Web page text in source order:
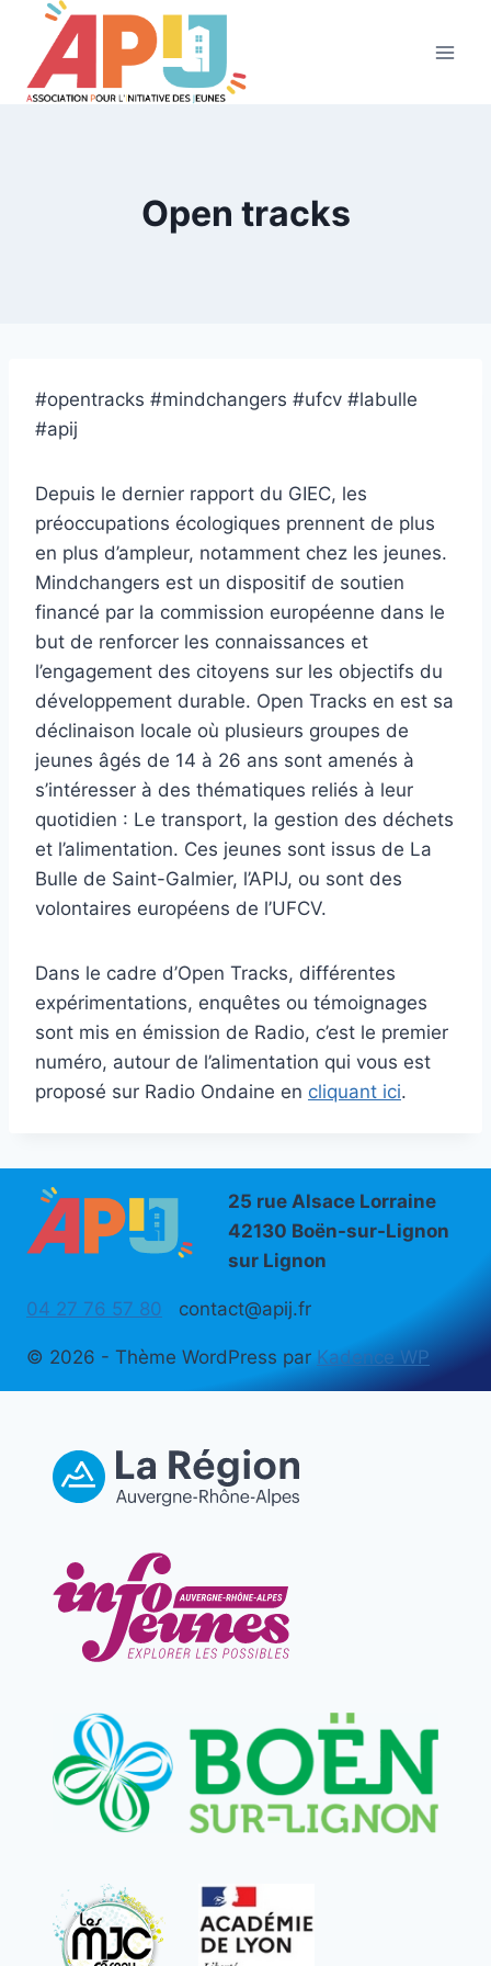
contenu
Open tracks
#opentracks #mindchangers #ufcv #labulle
#apij
Depuis le dernier rapport du GIEC, les
préoccupations écologiques prennent de plus
en plus d’ampleur, notamment chez les jeunes.
Mindchangers est un dispositif de soutien
financé par la commission européenne dans le
but de renforcer les connaissances et
l’engagement des citoyens sur les objectifs du
développement durable. Open Tracks en est sa
déclinaison locale où plusieurs groupes de
jeunes âgés de 14 à 26 ans sont amenés à
s’intéresser à des thématiques reliés à leur
quotidien : Le transport, la gestion des déchets
et l’alimentation. Ces jeunes sont issus de La
Bulle de Saint-Galmier, l’APIJ, ou sont des
volontaires européens de l’UFCV.
Dans le cadre d’Open Tracks, différentes
expérimentations, enquêtes ou témoignages
sont mis en émission de Radio, c’est le premier
numéro, autour de l’alimentation qui vous est
proposé sur Radio Ondaine en cliquant ici.
25 rue Alsace Lorraine
42130 Boën-sur-Lignon
sur Lignon
04 27 76 57 80 contact@apij.fr
© 2026 - Thème WordPress par Kadence WP